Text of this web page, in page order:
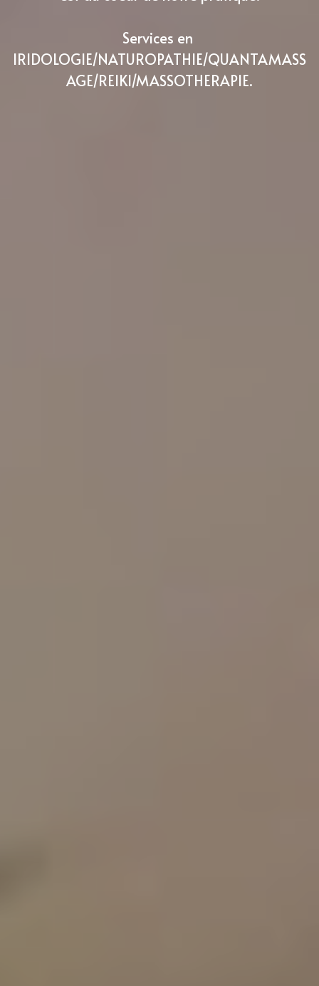
Services en
IRIDOLOGIE/NATUROPATHIE/QUANTAMASS
AGE/REIKI/MASSOTHERAPIE.